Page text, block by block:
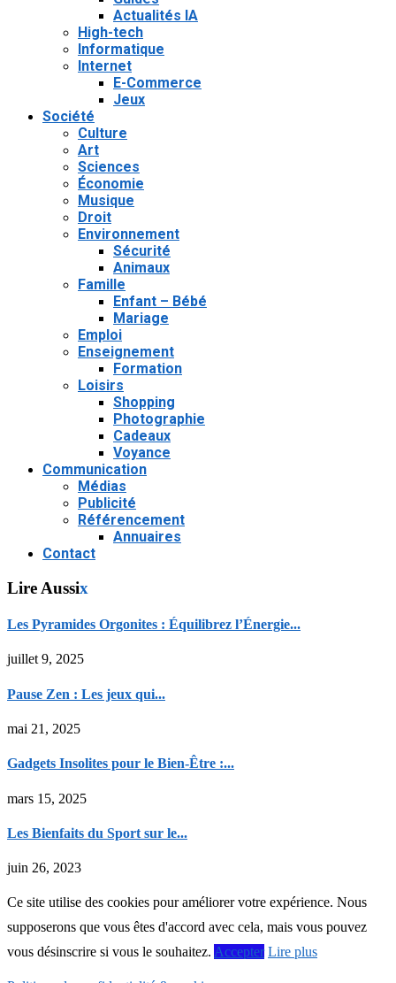
Actualités IA
High-tech
Informatique
Internet
E-Commerce
Jeux
Société
Culture
Art
Sciences
Économie
Musique
Droit
Environnement
Sécurité
Animaux
Famille
Enfant – Bébé
Mariage
Emploi
Enseignement
Formation
Loisirs
Shopping
Photographie
Cadeaux
Voyance
Communication
Médias
Publicité
Référencement
Annuaires
Contact
Lire Aussix
Les Pyramides Orgonites : Équilibrez l’Énergie...
juillet 9, 2025
Pause Zen : Les jeux qui...
mai 21, 2025
Gadgets Insolites pour le Bien-Être :...
mars 15, 2025
Les Bienfaits du Sport sur le...
juin 26, 2023
Ce site utilise des cookies pour améliorer votre expérience. Nous
supposerons que vous êtes d'accord avec cela, mais vous pouvez
vous désinscrire si vous le souhaitez. Accepter Lire plus